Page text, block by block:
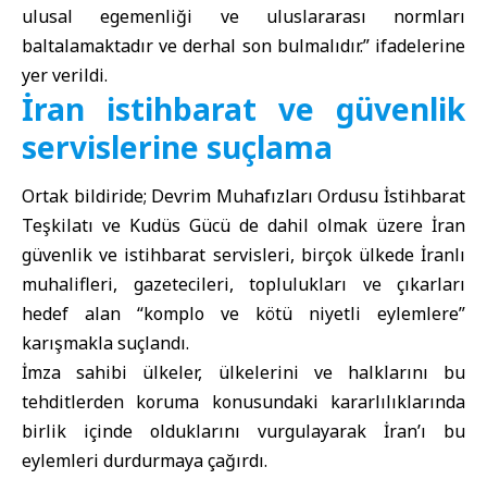
ulusal egemenliği ve uluslararası normları
baltalamaktadır ve derhal son bulmalıdır.” ifadelerine
yer verildi.
İran istihbarat ve güvenlik
servislerine suçlama
Ortak bildiride; Devrim Muhafızları Ordusu İstihbarat
Teşkilatı ve Kudüs Gücü de dahil olmak üzere İran
güvenlik ve istihbarat servisleri, birçok ülkede İranlı
muhalifleri, gazetecileri, toplulukları ve çıkarları
hedef alan “komplo ve kötü niyetli eylemlere”
karışmakla suçlandı.
İmza sahibi ülkeler, ülkelerini ve halklarını bu
tehditlerden koruma konusundaki kararlılıklarında
birlik içinde olduklarını vurgulayarak İran’ı bu
eylemleri durdurmaya çağırdı.